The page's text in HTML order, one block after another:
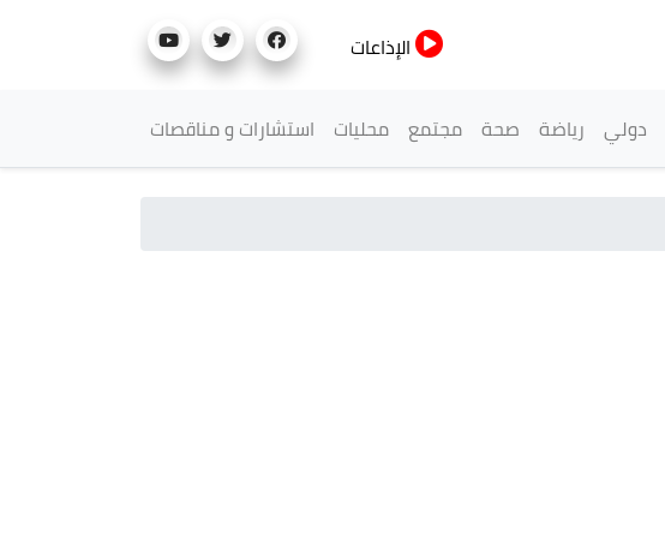
الإذاعات
دولي رياضة صحة مجتمع محليات استشارات و مناقصات